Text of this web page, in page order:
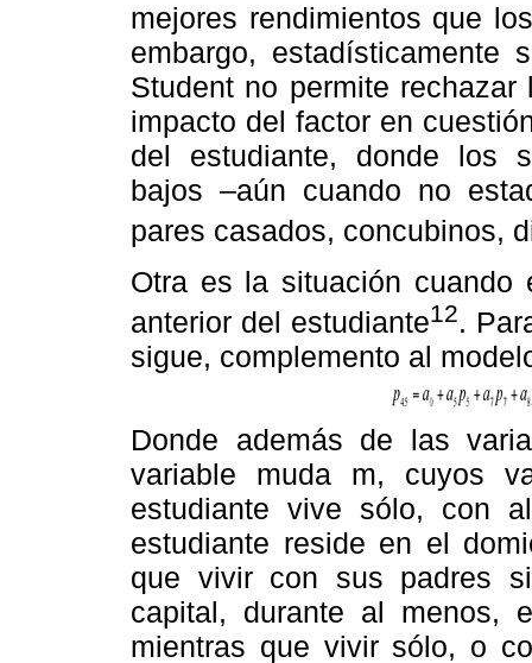
mejores rendimientos que
embargo, estadísticamente
Student no permite
impacto del factor en
del estudiante, donde los
bajos –aún cuando no
pares casados, concubinos,
Otra es la situación
anterior del estudiante12.
sigue, complemento al
Donde además de las
variable muda m, cuyos
estudiante vive sólo, con
estudiante reside en el
que vivir con sus padres
capital, durante al menos,
mientras que vivir sólo, o